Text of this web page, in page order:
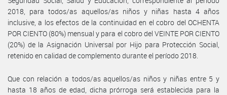
2018, para todos/as aquellos/as niños y niñas hasta 4 años
inclusive, a los efectos de la continuidad en el cobro del OCHENTA
POR CIENTO (80%) mensual y para el cobro del VEINTE POR CIENTO
(20%) de la Asignación Universal por Hijo para Protección Social,
retenido en calidad de complemento durante el período 2018.
Que con relación a todos/as aquellos/as niños y niñas entre 5 y
hasta 18 años de edad, dicha prórroga será establecida para la